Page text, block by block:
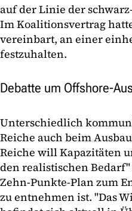
auf der Linie der
Im Koalitionsvertrag
vereinbart, an einer
festzuhalten.
Debatte um Offshore-
Unterschiedlich
Reiche auch beim
Reiche will Kapazitäten
den realistischen
Zehn-Punkte-Plan zum
zu entnehmen ist. "Das